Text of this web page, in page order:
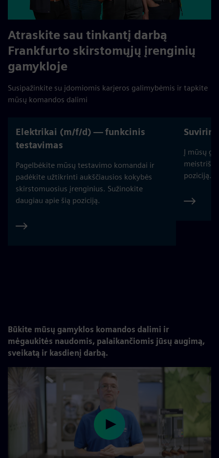
Atraskite sau tinkantį darbą
Frankfurto skirstomųjų įrenginių
gamykloje
Susipažinkite su įdomiomis karjeros galimybėmis ir tapkite
mūsų komandos dalimi
Elektrikai (m/f/d) — funkcinis
testavimas
Pagelbėkite mūsų testavimo komandai ir
padėkite užtikrinti aukščiausios kokybės
skirstomuosius įrenginius. Sužinokite
daugiau apie šią poziciją.
Į mūsų
poziciją.
Būkite mūsų gamyklos komandos dalimi ir
mėgaukitės naudomis, palaikančiomis jūsų augimą,
sveikatą ir kasdienį darbą.
Play